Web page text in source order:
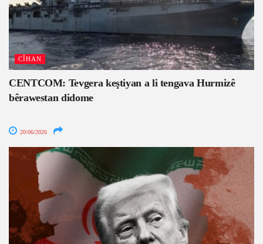
CÎHAN
CENTCOM: Tevgera keştiyan a li tengava Hurmizê
bêrawestan didome
20/06/2026